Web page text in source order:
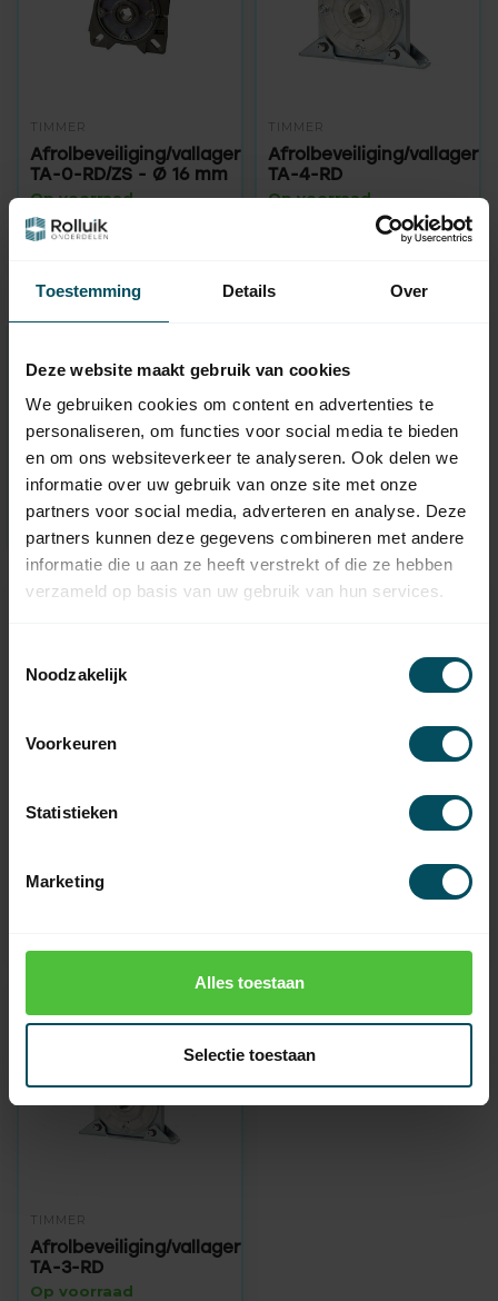
Toestemming Details Over
Deze website maakt gebruik van cookies
We gebruiken cookies om content en advertenties te
personaliseren, om functies voor social media te bieden
en om ons websiteverkeer te analyseren. Ook delen we
informatie over uw gebruik van onze site met onze
partners voor social media, adverteren en analyse. Deze
partners kunnen deze gegevens combineren met andere
informatie die u aan ze heeft verstrekt of die ze hebben
verzameld op basis van uw gebruik van hun services.
Noodzakelijk
Voorkeuren
Statistieken
Marketing
Alles toestaan
Selectie toestaan
TIMMER
Afrolbeveiliging/vallager
TA-0-RD/ZS - Ø 16 mm
Op voorraad
149,95
TIMMER
Afrolbeveiliging/vallager
TA-4-RD
Op voorraad
Hulp nodig bij het maken van
een keuze?
Neem contact op met een van onze medewerkers
Vraag het de expert
TIMMER
Op voorraad
TIMMER
Afrolbeveiliging/vallager
TA-3-RD
Op voorraad